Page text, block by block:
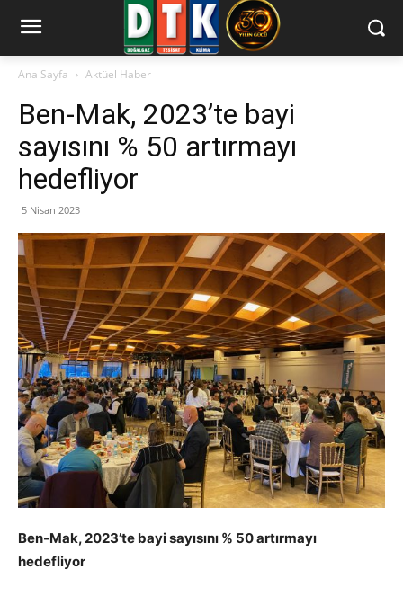
Ana Sayfa Aktüel Haber
Ben-Mak, 2023’te bayi
sayısını % 50 artırmayı
hedefliyor
5 Nisan 2023
Ben-Mak, 2023’te bayi sayısını % 50 artırmayı
hedefliyor